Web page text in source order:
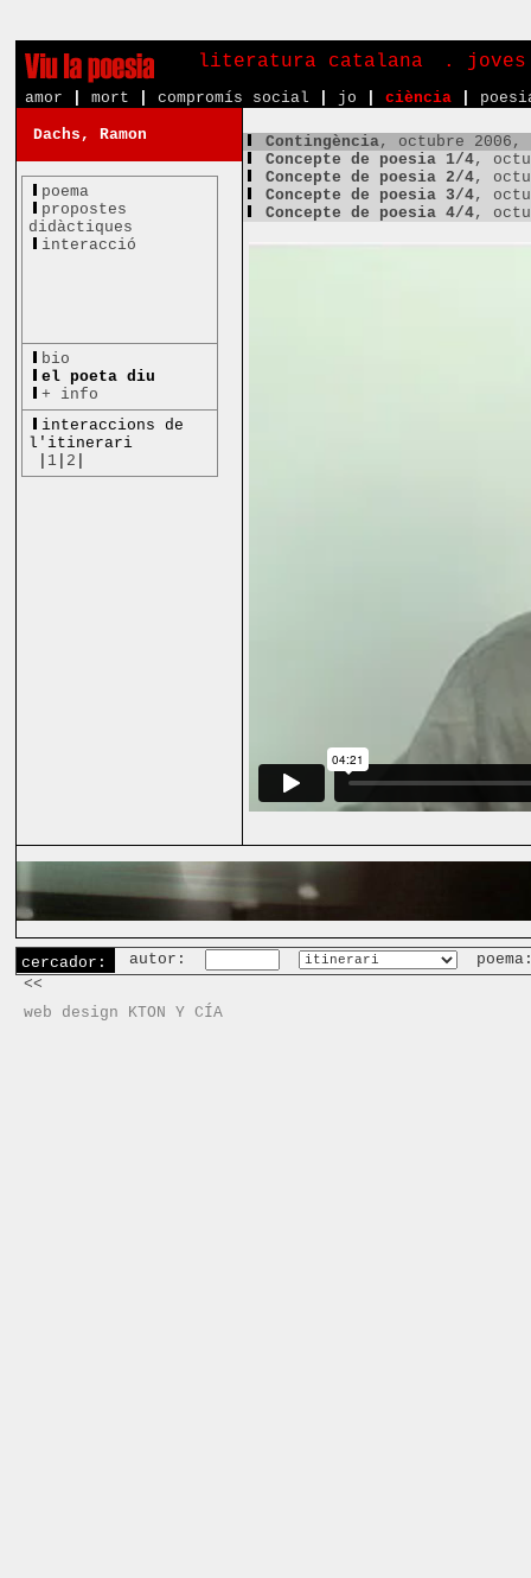
literatura catalana .
amor mort compromís social jo ciència
Dachs, Ramon
poema
propostes
didàctiques
interacció
bio
el poeta diu
+ info
interaccions de
l'itinerari
1 2
Contingència, octubre 2006,
Concepte de poesia 1/4,
Concepte de poesia 2/4,
Concepte de poesia 3/4,
Concepte de poesia 4/4,
cercador: autor:
<<
web design KTON Y CÍA